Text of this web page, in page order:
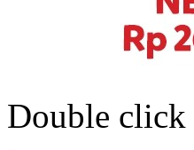
Double